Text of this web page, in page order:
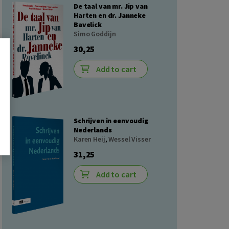
De taal van mr. Jip van
Harten en dr. Janneke
Bavelick
Simo Goddijn
30,25
Add to cart
Schrijven in eenvoudig
Nederlands
Karen Heij,Wessel Visser
31,25
Add to cart